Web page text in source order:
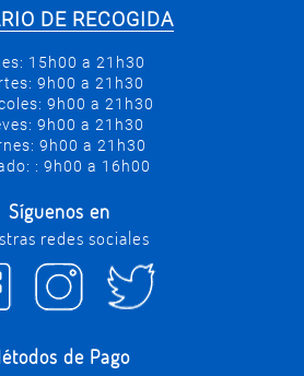
DE RECOGIDA
15h00 a 21h30
9h00 a 21h30
9h00 a 21h30
9h00 a 21h30
9h00 a 21h30
: 9h00 a 16h00
Síguenos en
redes sociales
de Pago